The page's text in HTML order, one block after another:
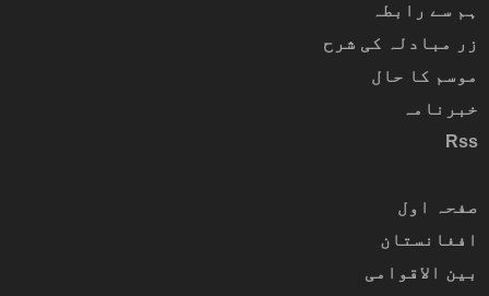
ہم سے رابطہ
زر مبادلہ کی شرح
موسم کا حال
خبرنامہ
Rss
صفحہ اول
افغانستان
بین الاقوامی